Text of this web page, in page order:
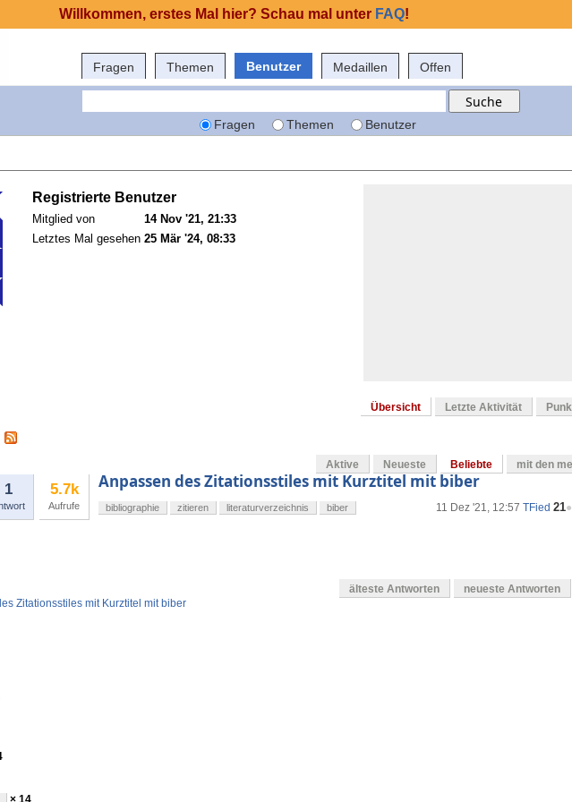
Fragen Themen Benutzer Medaillen Offen
Fragen Themen Benutzer
Registrierte Benutzer
Mitglied von
14 Nov '21, 21:33
Letztes Mal gesehen 25 Mär '24, 08:33
Übersicht Letzte Aktivität
Aktive Neueste Beliebte mit den
1 5.7k
Aufrufe
Anpassen des Zitationsstiles mit Kurztitel mit biber
11 Dez '21, 12:57 TFied 21●
bibliographie zitieren literaturverzeichnis biber
älteste Antworten neueste Antworten
Zitationsstiles mit Kurztitel mit biber
Willkommen, erstes Mal hier? Schau mal unter FAQ!